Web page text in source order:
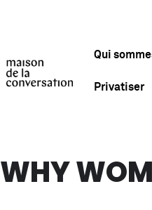
Qui
Privatiser
WHY